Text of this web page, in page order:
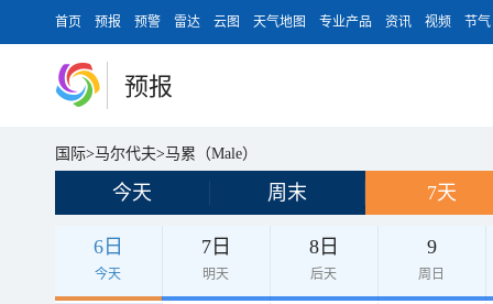
首页 预报 预警 雷达 云图 天气地图 专业产品 资讯 视频 节气
预报
国际>马尔代夫>马累（Male）
今天 周末 7天
6日
今天
7日
明天
8日
后天
9
周日